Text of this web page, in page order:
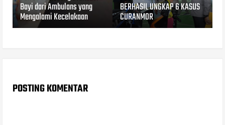
Bayi dari Ambulans yang
Mengalami Kecelakaan
BERHASIL UNGKAP 6 KASUS
CURANMOR
POSTING KOMENTAR